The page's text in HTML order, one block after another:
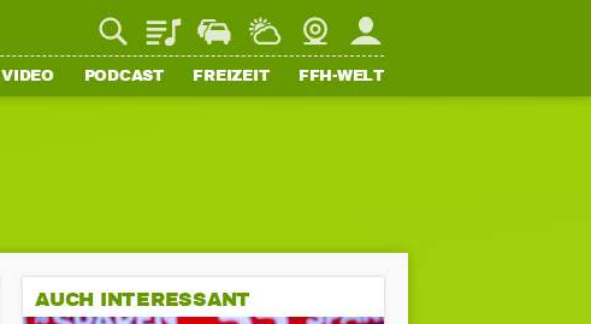
PlaylistStaupilotWetterWebcamMein FFH
VIDEO PODCAST FREIZEIT FFH-WELT
AUCH INTERESSANT